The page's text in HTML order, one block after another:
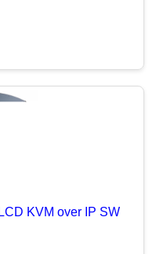
KVM over IP SW